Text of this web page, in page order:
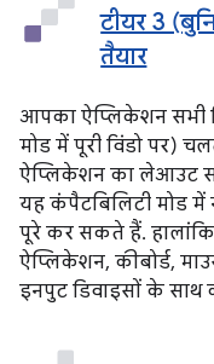
टीयर 3
तैयार
आपका ऐप्लिकेशन सभी
मोड में पूरी विंडो पर)
ऐप्लिकेशन का लेआउट
यह कंपैटबिलिटी मोड में
पूरे कर सकते हैं.
ऐप्लिकेशन, कीबोर्ड,
इनपुट डिवाइसों के साथ